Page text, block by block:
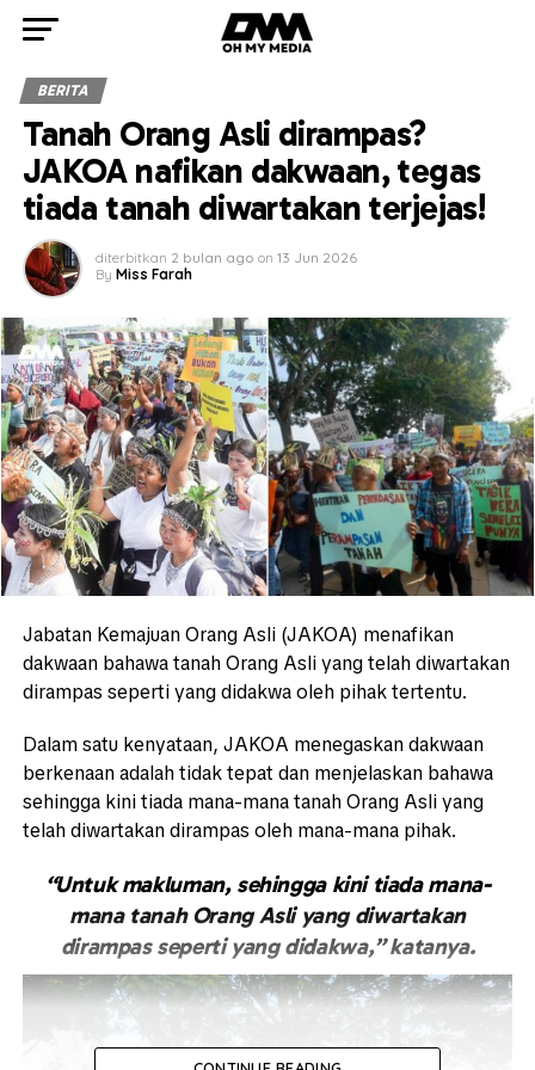
BERITA
Tanah Orang Asli dirampas?
JAKOA nafikan dakwaan, tegas
tiada tanah diwartakan terjejas!
diterbitkan 2 bulan ago on 13 Jun 2026
By Miss Farah
Jabatan Kemajuan Orang Asli (JAKOA) menafikan
dakwaan bahawa tanah Orang Asli yang telah diwartakan
dirampas seperti yang didakwa oleh pihak tertentu.
Dalam satu kenyataan, JAKOA menegaskan dakwaan
berkenaan adalah tidak tepat dan menjelaskan bahawa
sehingga kini tiada mana-mana tanah Orang Asli yang
telah diwartakan dirampas oleh mana-mana pihak.
“Untuk makluman, sehingga kini tiada mana-
mana tanah Orang Asli yang diwartakan
dirampas seperti yang didakwa,” katanya.